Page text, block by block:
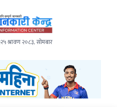
२५ श्रावण २०८३, सोमबार